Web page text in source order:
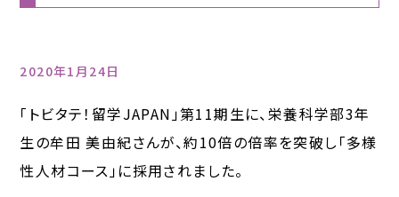
2020年1月24日
「トビタテ！留学JAPAN」第11期生に、栄養科学部3年
生の牟田 美由紀さんが、約10倍の倍率を突破し「多様
性人材コース」に採用されました。